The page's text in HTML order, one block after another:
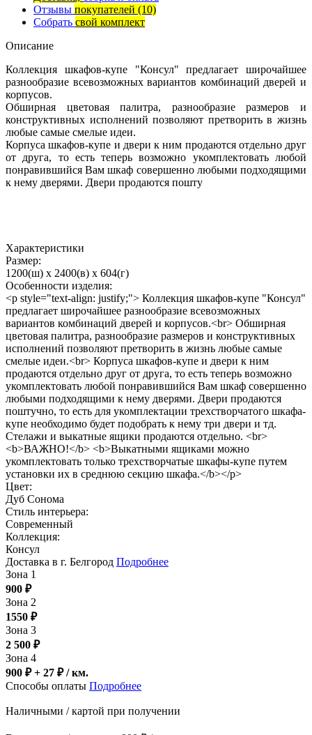
Отзывы покупателей (10)
Собрать свой комплект
Описание
Коллекция шкафов-купе "Консул" предлагает широчайшее
разнообразие всевозможных вариантов комбинаций дверей и
корпусов.
Обширная цветовая палитра, разнообразие размеров и
конструктивных исполнений позволяют претворить в жизнь
любые самые смелые идеи.
Корпуса шкафов-купе и двери к ним продаются отдельно друг
от друга, то есть теперь возможно укомплектовать любой
понравившийся Вам шкаф совершенно любыми подходящими
к нему дверями. Двери продаются пошту
Характеристики
Размер:
1200(ш) x 2400(в) x 604(г)
Особенности изделия:
<p style="text-align: justify;"> Коллекция шкафов-купе "Консул"
предлагает широчайшее разнообразие всевозможных
вариантов комбинаций дверей и корпусов.<br> Обширная
цветовая палитра, разнообразие размеров и конструктивных
исполнений позволяют претворить в жизнь любые самые
смелые идеи.<br> Корпуса шкафов-купе и двери к ним
продаются отдельно друг от друга, то есть теперь возможно
укомплектовать любой понравившийся Вам шкаф совершенно
любыми подходящими к нему дверями. Двери продаются
поштучно, то есть для укомплектации трехстворчатого шкафа-
купе необходимо будет подобрать к нему три двери и тд.
Стелажи и выкатные ящики продаются отдельно. <br>
<b>ВАЖНО!</b> <b>Выкатными ящиками можно
укомплектовать только трехстворчатые шкафы-купе путем
установки их в среднюю секцию шкафа.</b></p>
Цвет:
Дуб Сонома
Стиль интерьера:
Современный
Коллекция:
Консул
Доставка в г. Белгород Подробнее
Зона 1
900 ₽
Зона 2
1550 ₽
Зона 3
2 500 ₽
Зона 4
900 ₽ + 27 ₽/ км.
Способы оплаты Подробнее
Наличными / картой при получении